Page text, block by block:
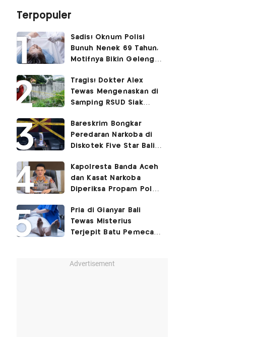
Terpopuler
Sadis! Oknum Polisi
Bunuh Nenek 69 Tahun,
Motifnya Bikin Geleng
Tragis! Dokter Alex
Tewas Mengenaskan di
Samping RSUD Siak
Rocuronium
Bareskrim Bongkar
Peredaran Narkoba di
Diskotek Five Star Bali,
Kapolresta Banda Aceh
dan Kasat Narkoba
Diperiksa Propam Polri,
Pria di Gianyar Bali
Tewas Misterius
Terjepit Batu Pemecah
Advertisement